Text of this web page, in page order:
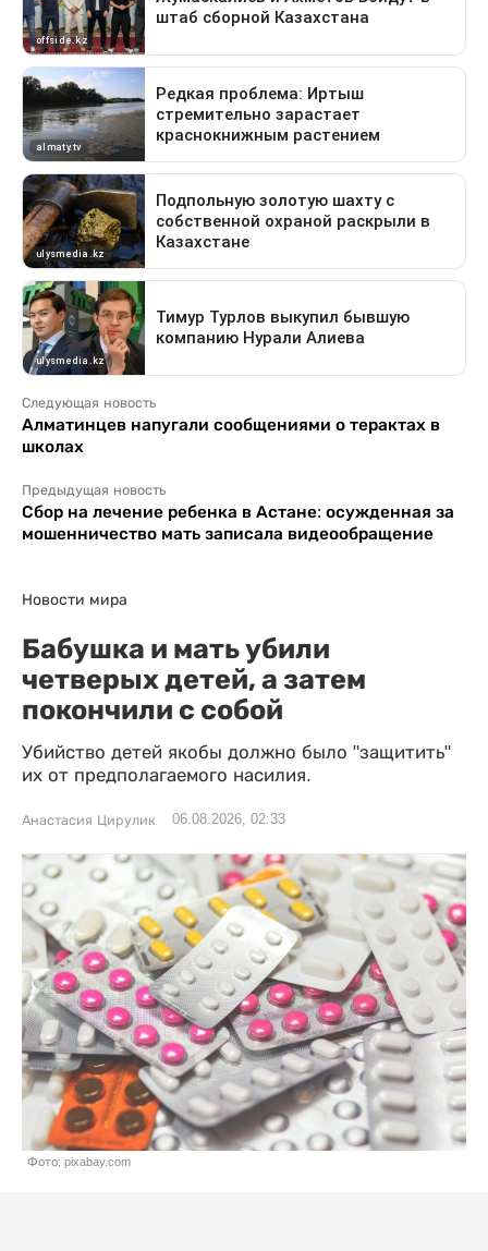
Следующая новость
Алматинцев напугали сообщениями о терактах в
школах
Предыдущая новость
Сбор на лечение ребенка в Астане: осужденная за
мошенничество мать записала видеообращение
Новости мира
Бабушка и мать убили
четверых детей, а затем
покончили с собой
Убийство детей якобы должно было "защитить"
их от предполагаемого насилия.
Анастасия Цирулик 06.08.2026, 02:33
Фото: pixabay.com